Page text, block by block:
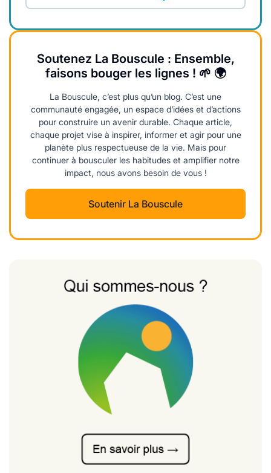
Soutenez La Bouscule : Ensemble,
faisons bouger les lignes ! 🌱 🌍
La Bouscule, c’est plus qu’un blog. C’est une
communauté engagée, un espace d’idées et d’actions
pour construire un avenir durable. Chaque article,
chaque projet vise à inspirer, informer et agir pour une
planète plus respectueuse de la vie. Mais pour
continuer à bousculer les habitudes et amplifier notre
impact, nous avons besoin de vous !
Soutenir La Bouscule